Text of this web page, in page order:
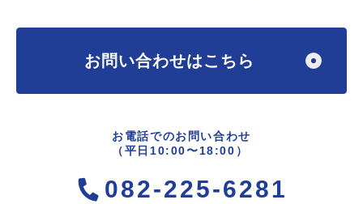
お問い合わせはこちら
お電話でのお問い合わせ
（平日10:00〜18:00）
082-225-6281